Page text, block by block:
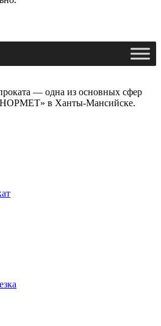
— одна из основных сфер
в Ханты-Мансийске.